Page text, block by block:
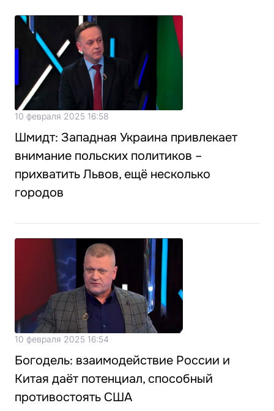
10 февраля 2025 16:58
Шмидт: Западная Украина привлекает
внимание польских политиков –
прихватить Львов, ещё несколько
городов
10 февраля 2025 16:54
Богодель: взаимодействие России и
Китая даёт потенциал, способный
противостоять США